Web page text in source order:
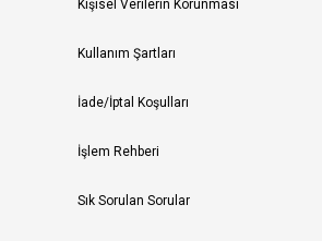
Kişisel Verilerin Korunması
Kullanım Şartları
İade/İptal Koşulları
İşlem Rehberi
Sık Sorulan Sorular